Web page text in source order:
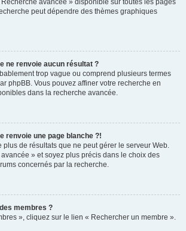
avancée » disponible sur toutes les pages
peut dépendre des thèmes graphiques
ne renvoie aucun résultat ?
trop vague ou comprend plusieurs termes
phpBB. Vous pouvez affiner votre recherche en
dans la recherche avancée.
renvoie une page blanche ?!
plus de résultats que ne peut gérer le serveur Web.
» et soyez plus précis dans le choix des
concernés par la recherche.
membres ?
», cliquez sur le lien « Rechercher un membre ».